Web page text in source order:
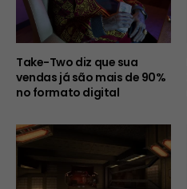
Take-Two diz que sua
vendas já são mais de 90%
no formato digital